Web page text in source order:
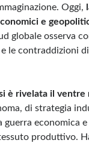
Oggi,
e
globale osserva
le contraddizioni
si è rivelata il
di strategia
guerra economica
produttivo.